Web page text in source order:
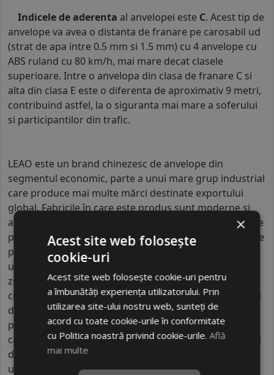
Indicele de aderenta al anvelopei este C. Acest tip de
anvelope va avea o distanta de franare pe carosabil ud
(strat de apa intre 0.5 mm si 1.5 mm) cu 4 anvelope cu
ABS ruland cu 80 km/h, mai mare decat clasele
superioare. Intre o anvelopa din clasa de franare C si
alta din clasa E este o diferenta de aproximativ 9 metri,
contribuind astfel, la o siguranta mai mare a soferului
si participantilor din trafic.
LEAO este un brand chinezesc de anvelope din
segmentul economic, parte a unui mare grup industrial
care produce mai multe mărci destinate exportului
global. Fabricile în care este produs sunt moderne și
automatizate, cu capacitate mare de producție, ceea ce
permite distribuția pe scară largă. LEAO oferă anvelope
pentru autoturisme și SUV-uri, fiind orientat către
utilizatori care caută soluții accesibile pentru utilizare
zilnică. Brandul se diferențiază prin accentul pus pe
costuri reduse și pe disponibilitate, nu pe performanțe
de top sau tehnologii avansate. Spre deosebire de
producătorii premium, LEAO utilizează compuși de
cauciuc mai simpli și designuri standardizate ale benzii
de rulare. Acest lucru îl face potrivit pentru condus
urban, navetă și utilizare generală, unde nu sunt
×
Acest site web folosește
cookie-uri
Acest site web folosește cookie-uri pentru
a îmbunătăți experiența utilizatorului. Prin
utilizarea site-ului nostru web, sunteți de
acord cu toate cookie-urile în conformitate
cu Politica noastră privind cookie-urile.Află
mai multe